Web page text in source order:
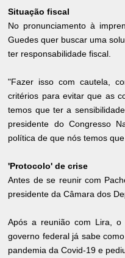
Situação fiscal
No pronunciamento à
Guedes quer buscar uma
ter responsabilidade fiscal.
"Fazer isso com cautela,
critérios para evitar que as
temos que ter a
presidente do Congresso
política de que nós temos
'Protocolo' de crise
Antes de se reunir com
presidente da Câmara dos
Após a reunião com Lira,
governo federal já sabe
pandemia da Covid-19 e